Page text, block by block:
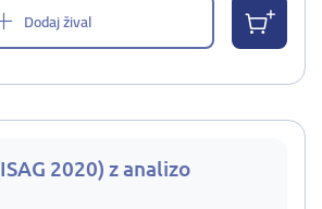
Dodaj žival
2020) z analizo